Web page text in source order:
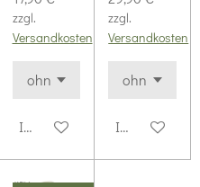
zzgl.
Versandkosten
In den Warenkorb
zzgl.
Versandkosten
In den